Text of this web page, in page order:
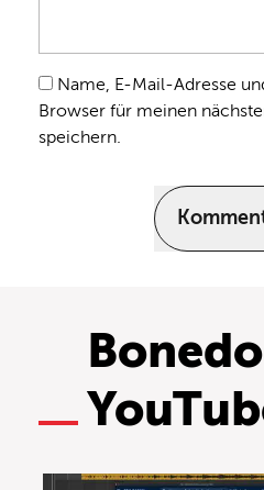
Name, E-Mail-Adresse
Browser für meinen
speichern.
Bonedo